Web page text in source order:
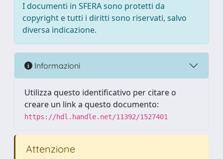
I documenti in SFERA sono protetti da
copyright e tutti i diritti sono riservati, salvo
diversa indicazione.
Informazioni
Utilizza questo identificativo per citare o
creare un link a questo documento:
https://hdl.handle.net/11392/1527401
Attenzione